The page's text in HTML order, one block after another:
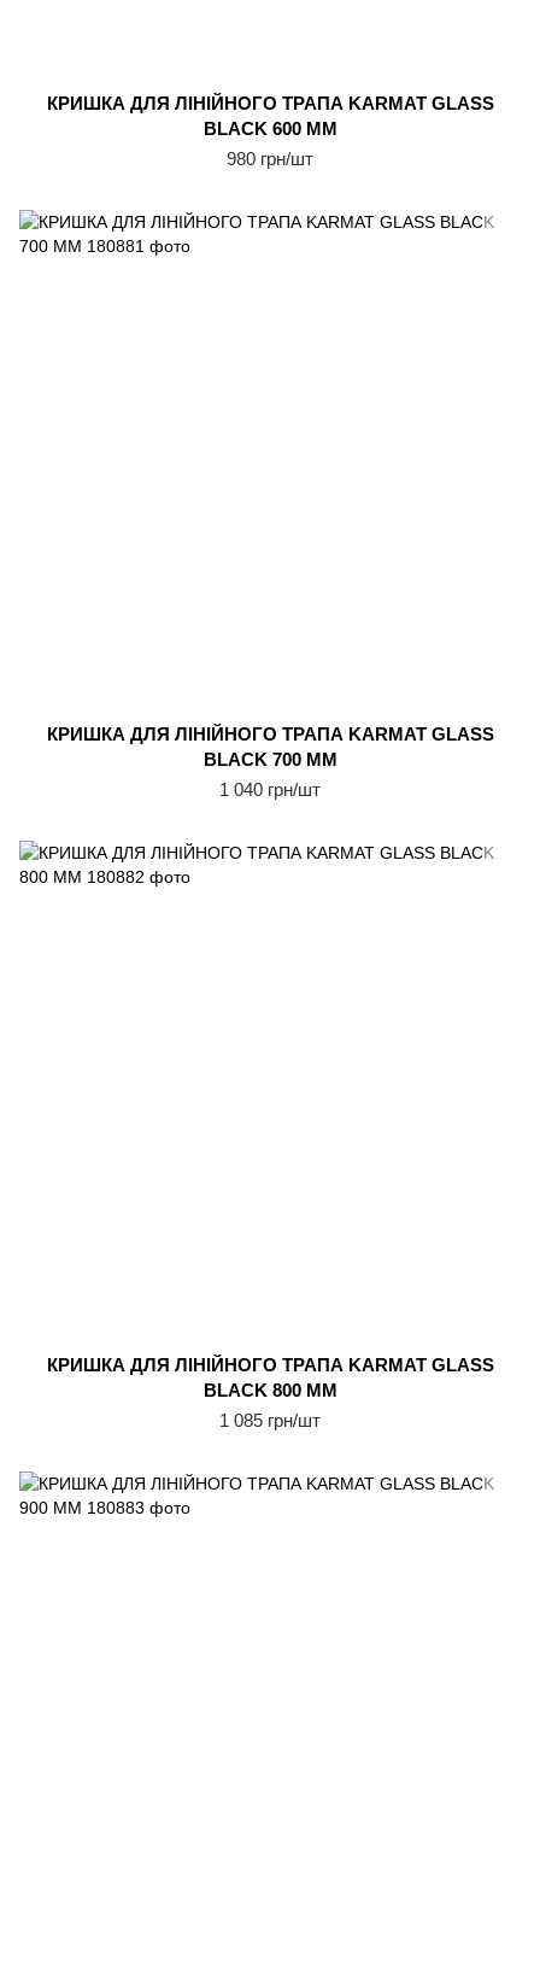
КРИШКА ДЛЯ ЛІНІЙНОГО ТРАПА KARMAT GLASS
BLACK 600 ММ
980 грн/шт
КРИШКА ДЛЯ ЛІНІЙНОГО ТРАПА KARMAT GLASS
BLACK 700 ММ
1 040 грн/шт
КРИШКА ДЛЯ ЛІНІЙНОГО ТРАПА KARMAT GLASS
BLACK 800 ММ
1 085 грн/шт